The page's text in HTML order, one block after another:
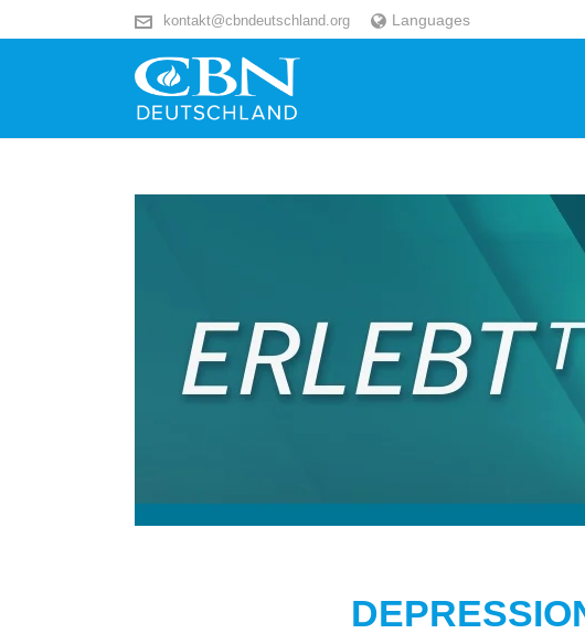
kontakt@cbndeutschland.org Languages